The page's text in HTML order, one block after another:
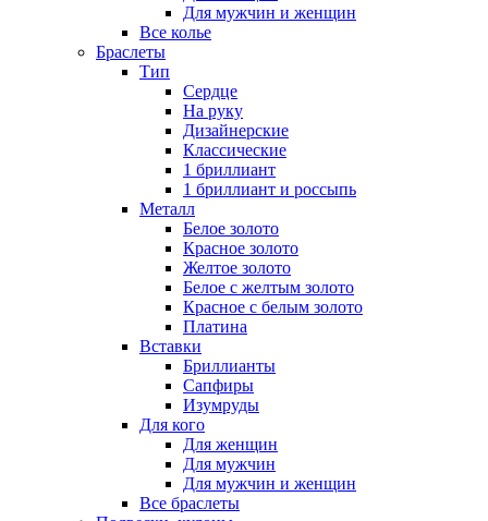
Для мужчин и женщин
Все колье
Браслеты
Тип
Сердце
На руку
Дизайнерские
Классические
1 бриллиант
1 бриллиант и россыпь
Металл
Белое золото
Красное золото
Желтое золото
Белое с желтым золото
Красное с белым золото
Платина
Вставки
Бриллианты
Сапфиры
Изумруды
Для кого
Для женщин
Для мужчин
Для мужчин и женщин
Все браслеты